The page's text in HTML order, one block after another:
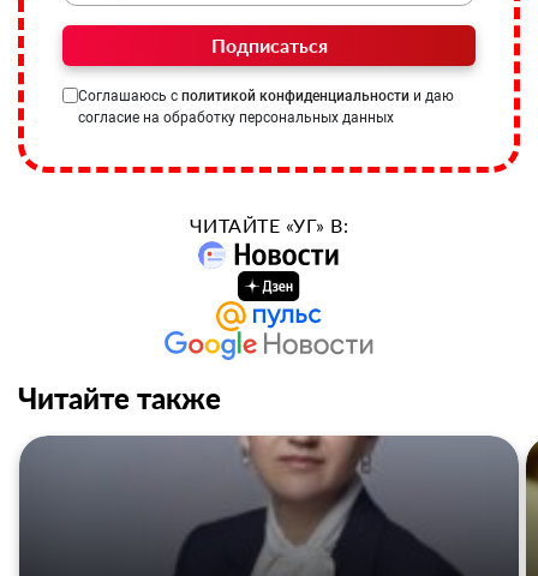
Подписаться
Соглашаюсь с политикой конфиденциальности и даю
согласие на обработку персональных данных
ЧИТАЙТЕ «УГ» В:
Читайте также